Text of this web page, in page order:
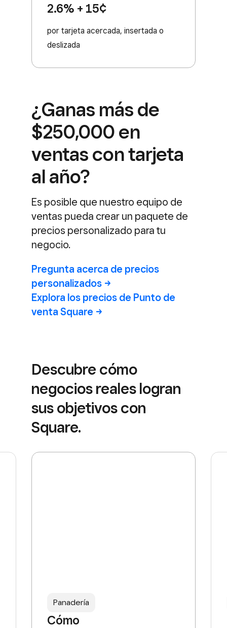
2.6% + 15¢
por tarjeta acercada, insertada o
deslizada
¿Ganas más de
$250,000 en
ventas con tarjeta
al año?
Es posible que nuestro equipo de
ventas pueda crear un paquete de
precios personalizado para tu
negocio.
Pregunta acerca de precios
personalizados
Explora los precios de Punto de
venta Square
Descubre cómo
negocios reales logran
sus objetivos con
Square.
Panadería
Cómo